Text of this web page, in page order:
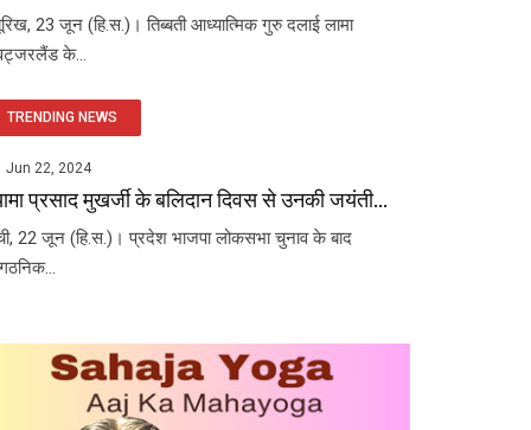
23 जून (हि.स.)। तिब्बती आध्यात्मिक गुरु दलाई लामा
के...
TRENDING NEWS
Jun 22, 2024
प्रसाद मुखर्जी के बलिदान दिवस से उनकी जयंती...
22 जून (हि.स.)। प्रदेश भाजपा लोकसभा चुनाव के बाद